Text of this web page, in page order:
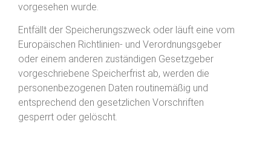
vorgesehen wurde.
Entfällt der Speicherungszweck oder läuft eine vom
Europäischen Richtlinien- und Verordnungsgeber
oder einem anderen zuständigen Gesetzgeber
vorgeschriebene Speicherfrist ab, werden die
personenbezogenen Daten routinemäßig und
entsprechend den gesetzlichen Vorschriften
gesperrt oder gelöscht.